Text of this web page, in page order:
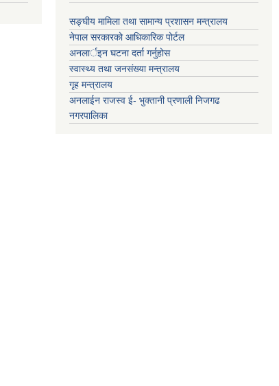
सङ्‍घीय मामिला तथा सामान्य प्रशासन मन्त्रालय
नेपाल सरकारको आधिकारिक पोर्टल
अनलार्इन घटना दर्ता गर्नुहोस
स्वास्थ्य तथा जनसंख्या मन्त्रालय
गृह मन्त्रालय
अनलाईन राजस्व ई- भुक्तानी प्रणाली निजगढ
नगरपालिका